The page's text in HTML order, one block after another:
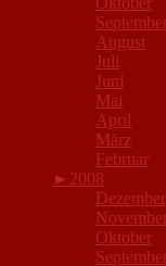
August
Juli
Juni
Mai
April
März
Februar
► 2008
Dezember
Oktober